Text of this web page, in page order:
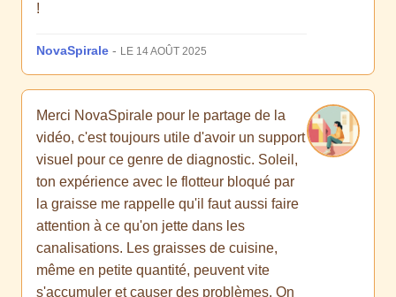
!
NovaSpirale - LE 14 AOÛT 2025
Merci NovaSpirale pour le partage de la
vidéo, c'est toujours utile d'avoir un support
visuel pour ce genre de diagnostic. Soleil,
ton expérience avec le flotteur bloqué par
la graisse me rappelle qu'il faut aussi faire
attention à ce qu'on jette dans les
canalisations. Les graisses de cuisine,
même en petite quantité, peuvent vite
s'accumuler et causer des problèmes. On